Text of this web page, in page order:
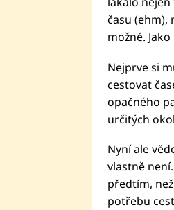
času (ehm),
možné.
Nejprve si
cestovat
opačného
určitých
Nyní ale
vlastně
předtím,
potřebu